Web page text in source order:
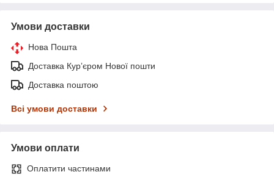
Умови доставки
Нова Пошта
Доставка Курʼєром Нової пошти
Доставка поштою
Всі умови доставки
Умови оплати
Оплатити частинами